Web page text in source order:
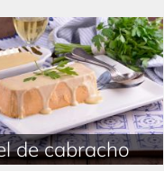
de cabracho